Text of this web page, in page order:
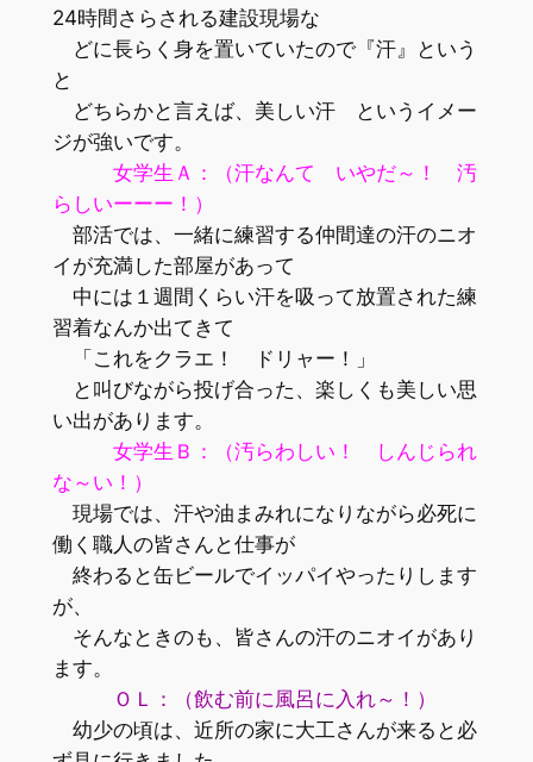
24時間さらされる建設現場な
どに長らく身を置いていたので『汗』という
と
どちらかと言えば、美しい汗 というイメー
ジが強いです。
女学生Ａ：（汗なんて いやだ～！ 汚
らしいーーー！）
部活では、一緒に練習する仲間達の汗のニオ
イが充満した部屋があって
中には１週間くらい汗を吸って放置された練
習着なんか出てきて
「これをクラエ！ ドリャー！」
と叫びながら投げ合った、楽しくも美しい思
い出があります。
女学生Ｂ：（汚らわしい！ しんじられ
な～い！）
現場では、汗や油まみれになりながら必死に
働く職人の皆さんと仕事が
終わると缶ビールでイッパイやったりします
が、
そんなときのも、皆さんの汗のニオイがあり
ます。
ＯＬ：（飲む前に風呂に入れ～！）
幼少の頃は、近所の家に大工さんが来ると必